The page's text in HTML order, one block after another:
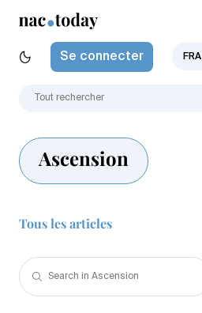
Se connecter FRA
Ascension
Tous les articles